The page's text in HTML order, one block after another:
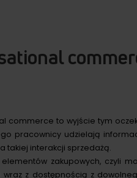
commerce to wyjście tym
pracownicy udzielają
takiej interakcji sprzedażą.
zakupowych, czyli
z dostępnością z